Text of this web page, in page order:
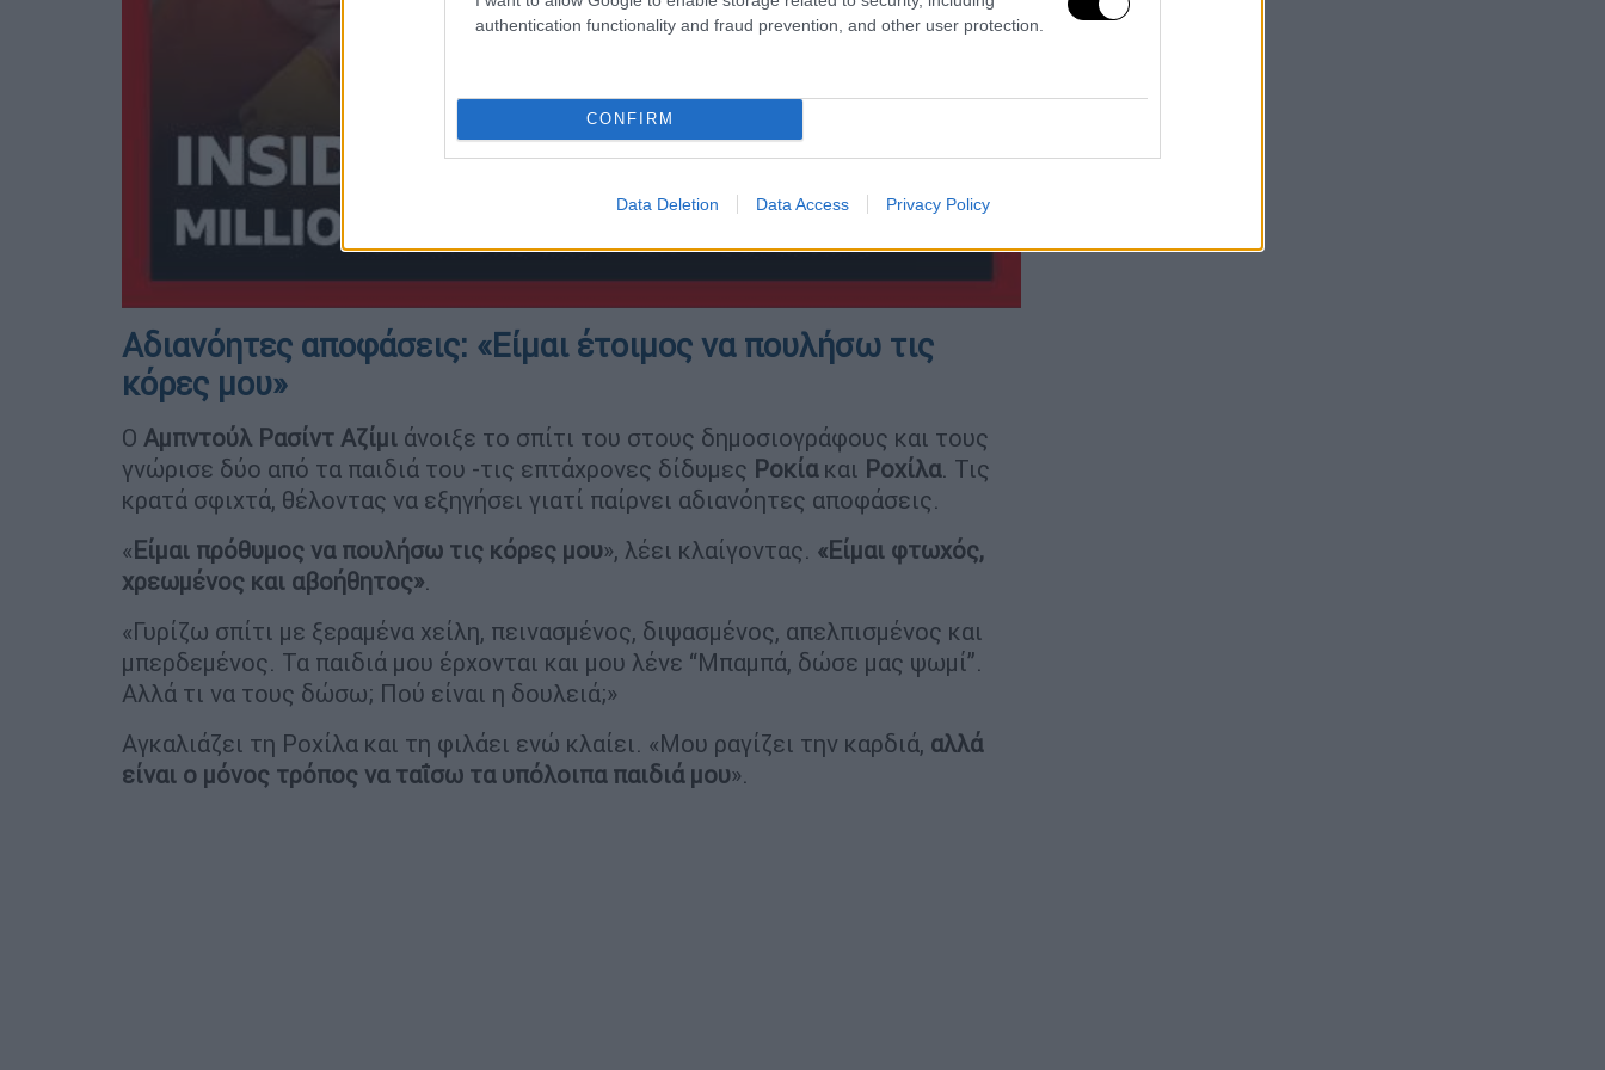
authentication functionality and fraud prevention, and other user protection.
CONFIRM
Data Deletion Data Access Privacy Policy
Αδιανόητες αποφάσεις: «Είμαι έτοιμος να πουλήσω τις
κόρες μου»
Ο Αμπντούλ Ρασίντ Αζίμι άνοιξε το σπίτι του στους δημοσιογράφους και τους
γνώρισε δύο από τα παιδιά του -τις επτάχρονες δίδυμες Ροκίακαι Ροχίλα. Τις
κρατά σφιχτά, θέλοντας να εξηγήσει γιατί παίρνει αδιανόητες αποφάσεις.
« Είμαι πρόθυμος να πουλήσω τις κόρες μου», λέει κλαίγοντας. «Είμαι φτωχός,
χρεωμένος και αβοήθητος».
«Γυρίζω σπίτι με ξεραμένα χείλη, πεινασμένος, διψασμένος, απελπισμένος και
μπερδεμένος. Τα παιδιά μου έρχονται και μου λένε “Μπαμπά, δώσε μας ψωμί”.
Αλλά τι να τους δώσω; Πού είναι η δουλειά;»
Αγκαλιάζει τη Ροχίλα και τη φιλάει ενώ κλαίει. «Μου ραγίζει την καρδιά, αλλά
είναι ο μόνος τρόπος να ταΐσω τα υπόλοιπα παιδιά μου».